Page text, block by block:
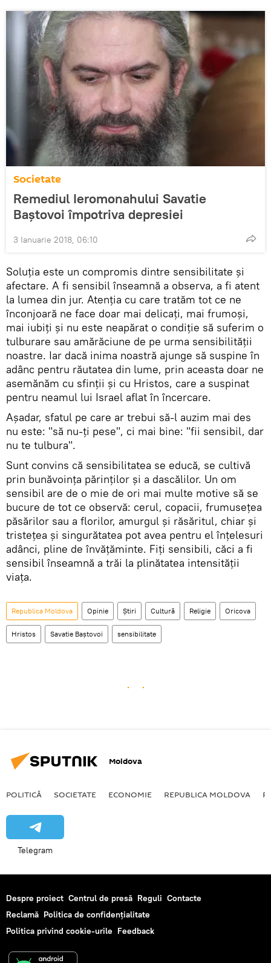
Societate
Remediul Ieromonahului Savatie
Baștovoi împotriva depresiei
3 Ianuarie 2018, 06:10
Soluția este un compromis dintre sensibilitate și
afectare. A fi sensibil înseamnă a observa, a fi atent
la lumea din jur. Atenția cu care tratăm tot ce ne
înconjoară ne face doar mai delicați, mai frumoși,
mai iubiți și nu este neapărat o condiție să suferim o
tulburare sau amărăciune de pe urma sensibilității
noastre. Iar dacă inima noastră ajunge să suspine în
adânc pentru răutatea din lume, prin aceasta doar ne
asemănăm cu sfinții și cu Hristos, care a suspinat
pentru neamul lui Israel aflat în încercare.
Așadar, sfatul pe care ar trebui să-l auzim mai des
nu este: "să nu-ți pese", ci mai bine: "fii sensibil, dar
nu te tulbura".
Sunt convins că sensibilitatea se educă, se cultivă
prin bunăvoința părinților și a dascălilor. Un om
sensibil are de o mie de ori mai multe motive să se
bucure de tot ce observă: cerul, copacii, frumusețea
păsărilor sau a florilor, amurgul și răsăritul, chiar și
tristețea și singurătatea pot avea pentru el înțelesuri
adânci, pline de învățăminte. Fiți sensibili, căci a fi
sensibil înseamnă a trăi la plinătatea intensității
viața.
Republica Moldova Opinie Știri Cultură Religie Oricova
Hristos Savatie Baștovoi sensibilitate
Moldova
POLITICĂ SOCIETATE ECONOMIE REPUBLICA MOLDOVA
Telegram
Despre proiect Centrul de presă Reguli Contacte
Reclamă Politica de confidențialitate
Politica privind cookie-urile Feedback